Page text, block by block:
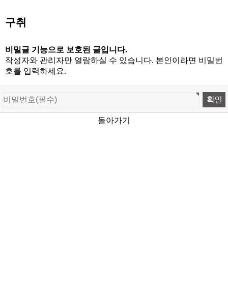
구취
비밀글 기능으로 보호된 글입니다.
작성자와 관리자만 열람하실 수 있습니다. 본인이라면 비밀번
호를 입력하세요.
돌아가기